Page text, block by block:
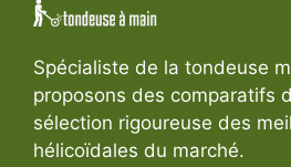
Spécialiste de la tondeuse
proposons des comparatifs
sélection rigoureuse des
hélicoïdales du marché.